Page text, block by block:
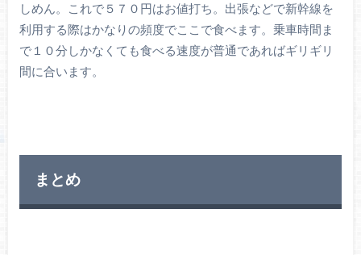
しめん。これで５７０円はお値打ち。出張などで新幹線を
利用する際はかなりの頻度でここで食べます。乗車時間ま
で１０分しかなくても食べる速度が普通であればギリギリ
間に合います。
まとめ